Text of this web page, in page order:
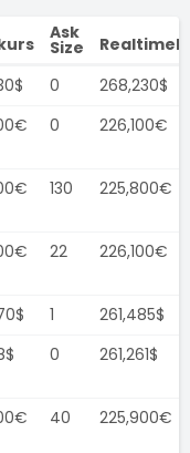
Ask
Size
0
268,230$
0 226,100€
130 225,800€
22 226,100€
1
261,485$
0 261,261$
40 225,900€